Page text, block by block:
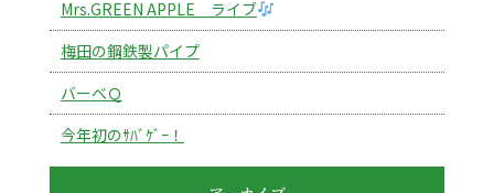
Mrs.GREEN APPLE ライブ
梅田の鋼鉄製パイプ
バーべＱ
今年初のｻﾊﾞｹﾞｰ！